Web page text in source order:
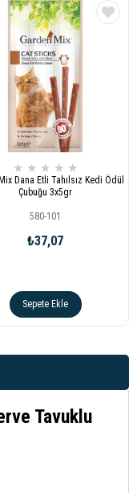
★ ★ ★ ★ ★
Dana Etli Tahılsız Kedi Ödül
Çubuğu 3x5gr
580-101
₺37,07
Sepete Ekle
Tavuklu